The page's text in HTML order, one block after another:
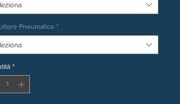
Pneumatico *
*